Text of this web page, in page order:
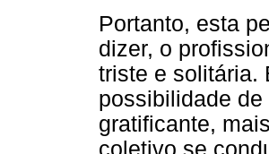
Portanto, esta
dizer, o
triste e solitária.
possibilidade
gratificante,